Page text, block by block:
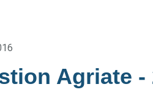
Agriate -